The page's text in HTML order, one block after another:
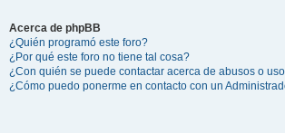
Acerca de phpBB
¿Quién programó este foro?
¿Por qué este foro no tiene tal cosa?
¿Con quién se puede contactar acerca de abusos o
¿Cómo puedo ponerme en contacto con un